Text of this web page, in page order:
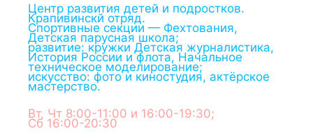
Центр развития детей и подростков.
Крапивинскй отряд.
Спортивные секции — Фехтования,
Детская парусная школа;
развитие: кружки Детская журналистика,
История России и флота, Начальное
техническое моделирование;
искусство: фото и киностудия, актёрское
мастерство.
Вт, Чт 8:00-11:00 и 16:00-19:30;
Сб 16:00-20:30